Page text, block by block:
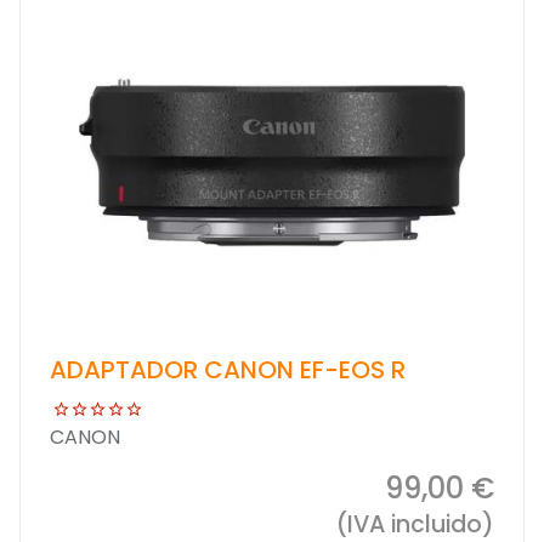
ADAPTADOR CANON EF-EOS R
CANON
99,00 €
(IVA incluido)